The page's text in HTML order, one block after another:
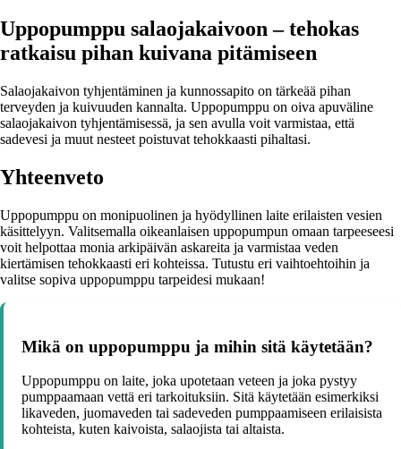
Uppopumppu salaojakaivoon – tehokas
ratkaisu pihan kuivana pitämiseen
Salaojakaivon tyhjentäminen ja kunnossapito on tärkeää pihan
terveyden ja kuivuuden kannalta. Uppopumppu on oiva apuväline
salaojakaivon tyhjentämisessä, ja sen avulla voit varmistaa, että
sadevesi ja muut nesteet poistuvat tehokkaasti pihaltasi.
Yhteenveto
Uppopumppu on monipuolinen ja hyödyllinen laite erilaisten vesien
käsittelyyn. Valitsemalla oikeanlaisen uppopumpun omaan tarpeeseesi
voit helpottaa monia arkipäivän askareita ja varmistaa veden
kiertämisen tehokkaasti eri kohteissa. Tutustu eri vaihtoehtoihin ja
valitse sopiva uppopumppu tarpeidesi mukaan!
Mikä on uppopumppu ja mihin sitä käytetään?
Uppopumppu on laite, joka upotetaan veteen ja joka pystyy
pumppaamaan vettä eri tarkoituksiin. Sitä käytetään esimerkiksi
likaveden, juomaveden tai sadeveden pumppaamiseen erilaisista
kohteista, kuten kaivoista, salaojista tai altaista.